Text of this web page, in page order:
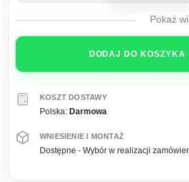
Pokaż
DODAJ DO KOSZYKA
KOSZT DOSTAWY
Polska: Darmowa
WNIESIENIE I MONTAŻ
Dostępne - Wybór w realizacji